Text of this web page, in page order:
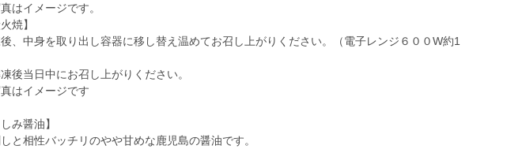
はイメージです。
焼】
、中身を取り出し容器に移し替え温めてお召し上がりください。（電子レンジ６００W約1
後当日中にお召し上がりください。
はイメージです
しみ醤油】
と相性バッチリのやや甘めな鹿児島の醤油です。